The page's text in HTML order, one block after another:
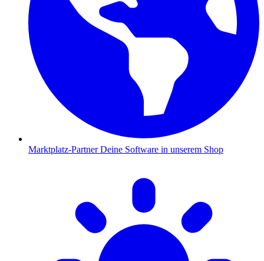
Marktplatz-Partner Deine Software in unserem Shop